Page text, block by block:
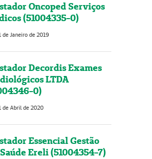
Oncoped Serviços
(51004335-0)
de Janeiro de 2019
Decordis Exames
LTDA
0)
de Abril de 2020
Essencial Gestão
Ereli (51004354-7)